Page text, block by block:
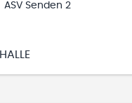
ASV Senden 2
HALLE